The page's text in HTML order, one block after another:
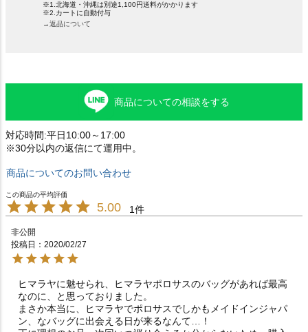
※1.北海道・沖縄は別途1,100円送料がかかります
※2.カートに自動付与
→返品について
商品についての相談をする
対応時間:平日10:00～17:00
※30分以内の返信にて運用中。
商品についてのお問い合わせ
5.00 1
非公開
投稿日
2020/02/27
ヒマラヤに魅せられ、ヒマラヤポロサスのバッグがあれば最高
なのに、と思っておりました。
まさか本当に、ヒマラヤでポロサスでしかもメイドインジャパ
ン、なバッグに出会える日が来るなんて…！